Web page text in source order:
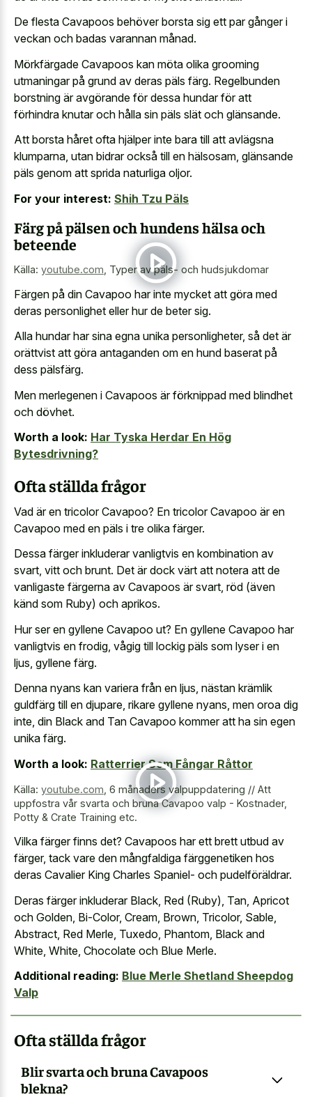
De flesta Cavapoos behöver borsta sig ett par gånger i
veckan och badas varannan månad.
Mörkfärgade Cavapoos kan möta olika grooming
utmaningar på grund av deras päls färg. Regelbunden
borstning är avgörande för dessa hundar för att
förhindra knutar och hålla sin päls slät och glänsande.
Att borsta håret ofta hjälper inte bara till att avlägsna
klumparna, utan bidrar också till en hälsosam, glänsande
päls genom att sprida naturliga oljor.
For your interest: Shih Tzu Päls
Färg på pälsen och hundens hälsa och
beteende
Källa: youtube.com Typer av päls- och hudsjukdomar
Färgen på din Cavapoo har inte mycket att göra med
deras personlighet eller hur de beter sig.
Alla hundar har sina egna unika personligheter, så det är
orättvist att göra antaganden om en hund baserat på
dess pälsfärg.
Men merlegenen i Cavapoos är förknippad med blindhet
och dövhet.
Worth a look: Har Tyska Herdar En Hög
Bytesdrivning?
Ofta ställda frågor
Vad är en tricolor Cavapoo? En tricolor Cavapoo är en
Cavapoo med en päls i tre olika färger.
Dessa färger inkluderar vanligtvis en kombination av
svart, vitt och brunt. Det är dock värt att notera att de
vanligaste färgerna av Cavapoos är svart, röd (även
känd som Ruby) och aprikos.
Hur ser en gyllene Cavapoo ut? En gyllene Cavapoo har
vanligtvis en frodig, vågig till lockig päls som lyser i en
ljus, gyllene färg.
Denna nyans kan variera från en ljus, nästan krämlik
guldfärg till en djupare, rikare gyllene nyans, men oroa dig
inte, din Black and Tan Cavapoo kommer att ha sin egen
unika färg.
Worth a look: Ratterrier Som Fångar Råttor
Källa: youtube.com 6 månaders valpuppdatering // Att
uppfostra vår svarta och bruna Cavapoo valp - Kostnader,
Potty & Crate Training etc.
Vilka färger finns det? Cavapoos har ett brett utbud av
färger, tack vare den mångfaldiga färggenetiken hos
deras Cavalier King Charles Spaniel- och pudelföräldrar.
Deras färger inkluderar Black, Red (Ruby), Tan, Apricot
och Golden, Bi-Color, Cream, Brown, Tricolor, Sable,
Abstract, Red Merle, Tuxedo, Phantom, Black and
White, White, Chocolate och Blue Merle.
Additional reading: Blue Merle Shetland Sheepdog
Valp
Ofta ställda frågor
Blir svarta och bruna Cavapoos
blekna?